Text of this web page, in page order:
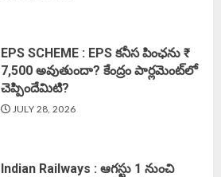
EPS SCHEME : EPS కనీస పింఛను ₹
7,500 అవుతుందా? కేంద్రం పార్లమెంట్‌లో
చెప్పిందేమిటి?
JULY 28, 2026
Indian Railways : ఆగస్టు 1 నుంచి